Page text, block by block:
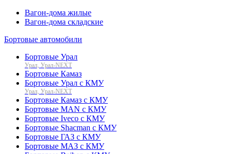
Вагон-дома жилые
Вагон-дома складские
Бортовые автомобили
Бортовые Урал
Урал, Урал-NEXT
Бортовые Камаз
Бортовые Урал с КМУ
Урал, Урал-NEXT
Бортовые Камаз с КМУ
Бортовые MAN с КМУ
Бортовые Iveco с КМУ
Бортовые Shacman с КМУ
Бортовые ГАЗ с КМУ
Бортовые МАЗ с КМУ